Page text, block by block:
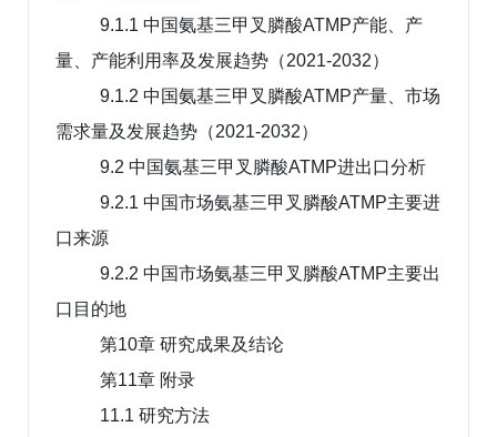
9.1.1 中国氨基三甲叉膦酸ATMP产能、产
量、产能利用率及发展趋势（2021-2032）
9.1.2 中国氨基三甲叉膦酸ATMP产量、市场
需求量及发展趋势（2021-2032）
9.2 中国氨基三甲叉膦酸ATMP进出口分析
9.2.1 中国市场氨基三甲叉膦酸ATMP主要进
口来源
9.2.2 中国市场氨基三甲叉膦酸ATMP主要出
口目的地
第10章 研究成果及结论
第11章 附录
11.1 研究方法